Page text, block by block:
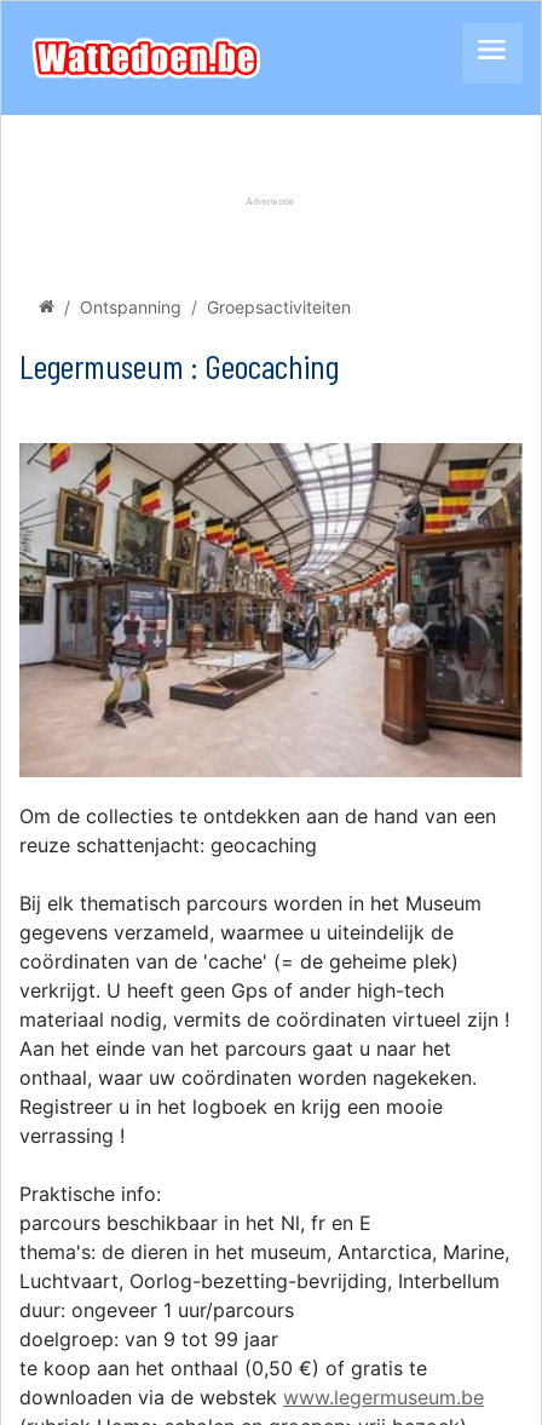
Ontspanning Groepsactiviteiten
Legermuseum : Geocaching
Om de collecties te ontdekken aan de hand van een
reuze schattenjacht: geocaching
Bij elk thematisch parcours worden in het Museum
gegevens verzameld, waarmee u uiteindelijk de
coördinaten van de 'cache' (= de geheime plek)
verkrijgt. U heeft geen Gps of ander high-tech
materiaal nodig, vermits de coördinaten virtueel zijn !
Aan het einde van het parcours gaat u naar het
onthaal, waar uw coördinaten worden nagekeken.
Registreer u in het logboek en krijg een mooie
verrassing !
Praktische info:
parcours beschikbaar in het Nl, fr en E
thema's: de dieren in het museum, Antarctica, Marine,
Luchtvaart, Oorlog-bezetting-bevrijding, Interbellum
duur: ongeveer 1 uur/parcours
doelgroep: van 9 tot 99 jaar
te koop aan het onthaal (0,50 €) of gratis te
downloaden via de webstek www.legermuseum.be